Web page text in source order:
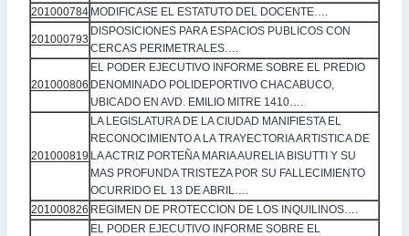
201000784 MODIFICASE EL ESTATUTO DEL DOCENTE….
201000793
DISPOSICIONES PARA ESPACIOS PUBLICOS CON
CERCAS PERIMETRALES….
201000806
EL PODER EJECUTIVO INFORME SOBRE EL PREDIO
DENOMINADO POLIDEPORTIVO CHACABUCO,
UBICADO EN AVD. EMILIO MITRE 1410….
201000819
LA LEGISLATURA DE LA CIUDAD MANIFIESTA EL
RECONOCIMIENTO A LA TRAYECTORIA ARTISTICA DE
LA ACTRIZ PORTEÑA MARIA AURELIA BISUTTI Y SU
MAS PROFUNDA TRISTEZA POR SU FALLECIMIENTO
OCURRIDO EL 13 DE ABRIL….
201000826 REGIMEN DE PROTECCION DE LOS INQUILINOS….
EL PODER EJECUTIVO INFORME SOBRE EL